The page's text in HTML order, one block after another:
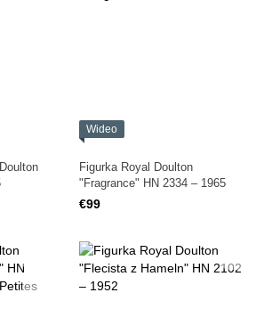
Wideo
Figurka Royal Doulton
"Fragrance" HN 2334 – 1965
€99